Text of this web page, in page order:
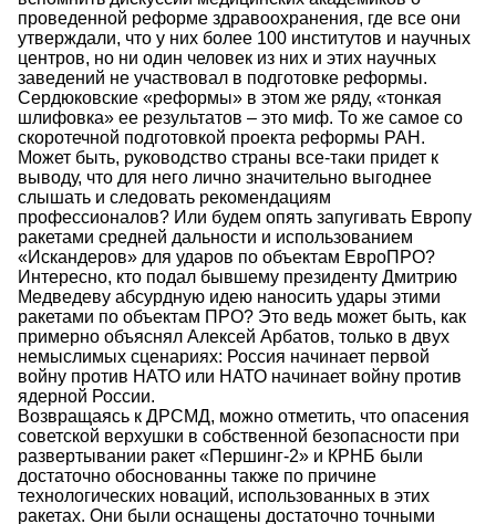
проведенной реформе здравоохранения, где все они
утверждали, что у них более 100 институтов и научных
центров, но ни один человек из них и этих научных
заведений не участвовал в подготовке реформы.
Сердюковские «реформы» в этом же ряду, «тонкая
шлифовка» ее результатов – это миф. То же самое со
скоротечной подготовкой проекта реформы РАН.
Может быть, руководство страны все-таки придет к
выводу, что для него лично значительно выгоднее
слышать и следовать рекомендациям
профессионалов? Или будем опять запугивать Европу
ракетами средней дальности и использованием
«Искандеров» для ударов по объектам ЕвроПРО?
Интересно, кто подал бывшему президенту Дмитрию
Медведеву абсурдную идею наносить удары этими
ракетами по объектам ПРО? Это ведь может быть, как
примерно объяснял Алексей Арбатов, только в двух
немыслимых сценариях: Россия начинает первой
войну против НАТО или НАТО начинает войну против
ядерной России.
Возвращаясь к ДРСМД, можно отметить, что опасения
советской верхушки в собственной безопасности при
развертывании ракет «Першинг-2» и КРНБ были
достаточно обоснованны также по причине
технологических новаций, использованных в этих
ракетах. Они были оснащены достаточно точными